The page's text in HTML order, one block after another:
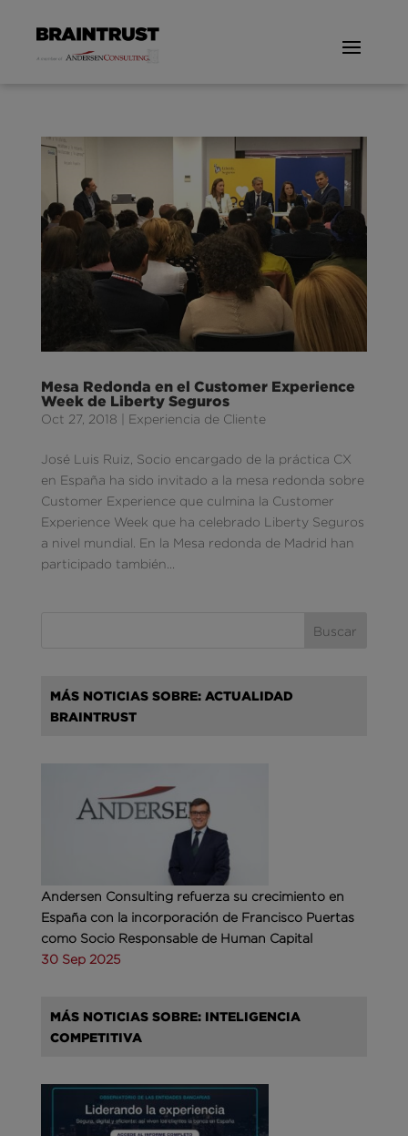
Mesa Redonda en el Customer Experience
Week de Liberty Seguros
Oct 27, 2018 Experiencia de Cliente
José Luis Ruiz, Socio encargado de la práctica CX
en España ha sido invitado a la mesa redonda sobre
Customer Experience que culmina la Customer
Experience Week que ha celebrado Liberty Seguros
a nivel mundial. En la Mesa redonda de Madrid han
participado también...
MÁS NOTICIAS SOBRE: ACTUALIDAD
BRAINTRUST
Andersen Consulting refuerza su crecimiento en
España con la incorporación de Francisco Puertas
como Socio Responsable de Human Capital
30 Sep 2025
MÁS NOTICIAS SOBRE: INTELIGENCIA
COMPETITIVA